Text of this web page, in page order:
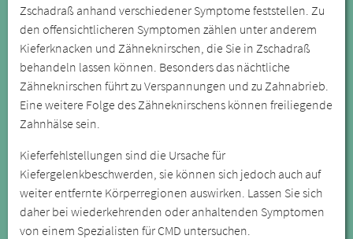
Zschadraß anhand verschiedener Symptome feststellen. Zu
den offensichtlicheren Symptomen zählen unter anderem
Kieferknacken und Zähneknirschen, die Sie in Zschadraß
behandeln lassen können. Besonders das nächtliche
Zähneknirschen führt zu Verspannungen und zu Zahnabrieb.
Eine weitere Folge des Zähneknirschens können freiliegende
Zahnhälse sein.
Kieferfehlstellungen sind die Ursache für
Kiefergelenkbeschwerden, sie können sich jedoch auch auf
weiter entfernte Körperregionen auswirken. Lassen Sie sich
daher bei wiederkehrenden oder anhaltenden Symptomen
von einem Spezialisten für CMD untersuchen.